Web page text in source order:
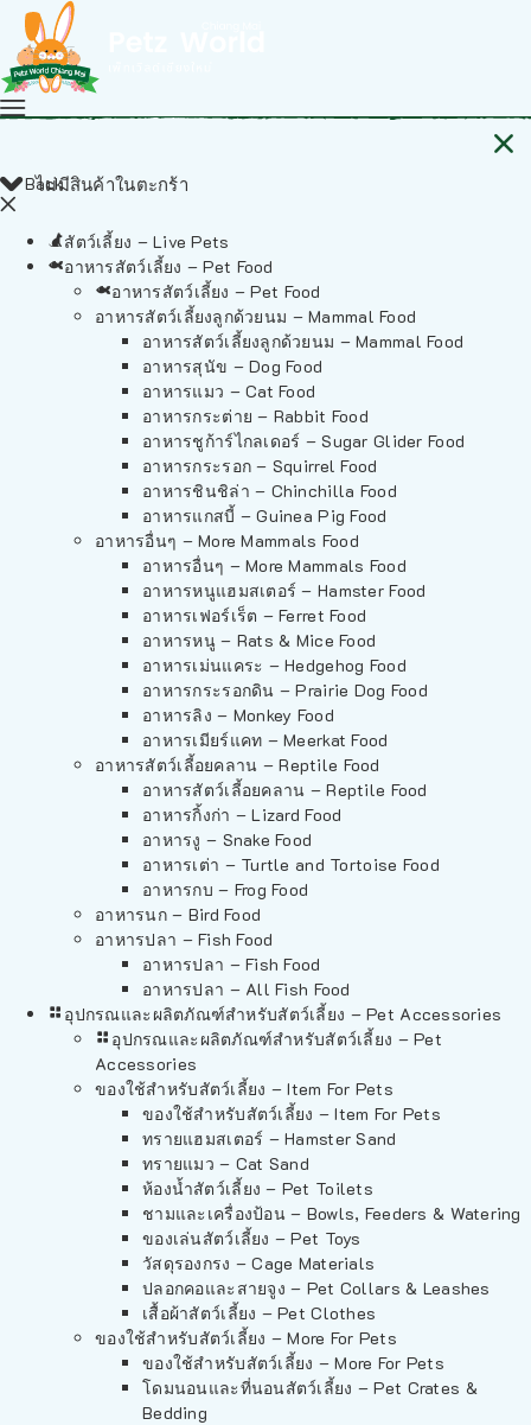
ไม่มีสินค้าในตะกร้า
Back
สัตว์เลี้ยง – Live Pets
อาหารสัตว์เลี้ยง – Pet Food
อาหารสัตว์เลี้ยง – Pet Food
อาหารสัตว์เลี้ยงลูกด้วยนม – Mammal Food
อาหารสัตว์เลี้ยงลูกด้วยนม – Mammal Food
อาหารสุนัข – Dog Food
อาหารแมว – Cat Food
อาหารกระต่าย – Rabbit Food
อาหารชูก้าร์ไกลเดอร์ – Sugar Glider Food
อาหารกระรอก – Squirrel Food
อาหารชินชิล่า – Chinchilla Food
อาหารแกสบี้ – Guinea Pig Food
อาหารอื่นๆ – More Mammals Food
อาหารอื่นๆ – More Mammals Food
อาหารหนูแฮมสเตอร์ – Hamster Food
อาหารเฟอร์เร็ต – Ferret Food
อาหารหนู – Rats & Mice Food
อาหารเม่นแคระ – Hedgehog Food
อาหารกระรอกดิน – Prairie Dog Food
อาหารลิง – Monkey Food
อาหารเมียร์แคท – Meerkat Food
อาหารสัตว์เลี้อยคลาน – Reptile Food
อาหารสัตว์เลี้อยคลาน – Reptile Food
อาหารกิ้งก่า – Lizard Food
อาหารงู – Snake Food
อาหารเต่า – Turtle and Tortoise Food
อาหารกบ – Frog Food
อาหารนก – Bird Food
อาหารปลา – Fish Food
อาหารปลา – Fish Food
อาหารปลา – All Fish Food
อุปกรณและผลิตภัณฑ์สำหรับสัตว์เลี้ยง – Pet Accessories
อุปกรณและผลิตภัณฑ์สำหรับสัตว์เลี้ยง – Pet
Accessories
ของใช้สำหรับสัตว์เลี้ยง – Item For Pets
ของใช้สำหรับสัตว์เลี้ยง – Item For Pets
ทรายแฮมสเตอร์ – Hamster Sand
ทรายแมว – Cat Sand
ห้องน้ำสัตว์เลี้ยง – Pet Toilets
ชามและเครื่องป้อน – Bowls, Feeders & Watering
ของเล่นสัตว์เลี้ยง – Pet Toys
วัสดุรองกรง – Cage Materials
ปลอกคอและสายจูง – Pet Collars & Leashes
เสื้อผ้าสัตว์เลี้ยง – Pet Clothes
ของใช้สำหรับสัตว์เลี้ยง – More For Pets
ของใช้สำหรับสัตว์เลี้ยง – More For Pets
โดมนอนและที่นอนสัตว์เลี้ยง – Pet Crates &
Bedding